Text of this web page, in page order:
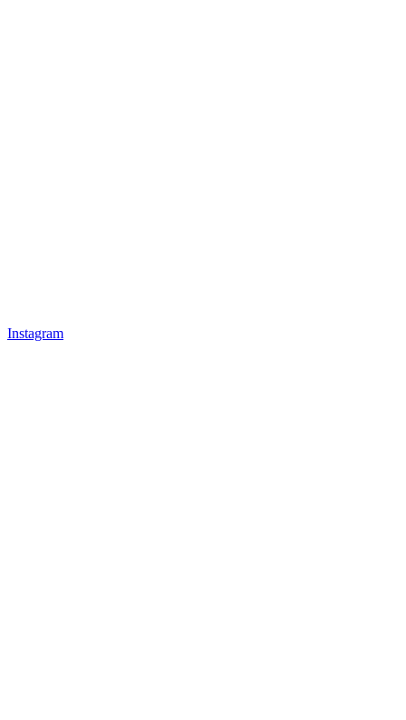
Instagram